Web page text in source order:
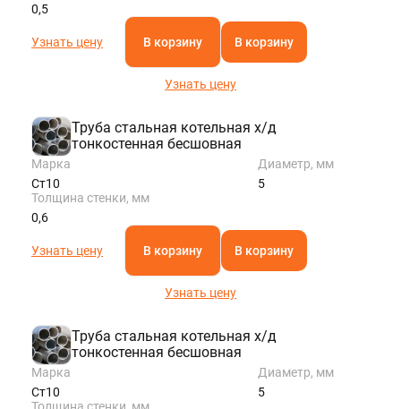
0,5
Узнать цену В корзину В корзину
Узнать цену
Труба стальная котельная х/д
тонкостенная бесшовная
Марка
Ст10
Диаметр, мм
5
Толщина стенки, мм
0,6
Узнать цену В корзину В корзину
Узнать цену
Труба стальная котельная х/д
тонкостенная бесшовная
Марка
Ст10
Диаметр, мм
5
Толщина стенки, мм